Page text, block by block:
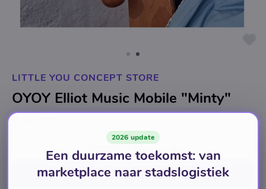
LITTLE YOU CONCEPT STORE
OYOY Elliot Music Mobile "Minty"
(18.36%)
In winkelwagenvoor € 44,90
2026 update
Een duurzame toekomst: van
marketplace naar stadslogistiek